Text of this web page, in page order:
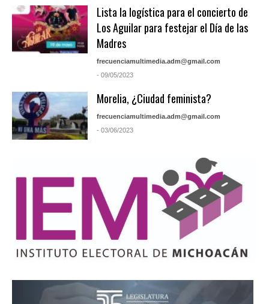
Lista la logística para el concierto de
Los Aguilar para festejar el Día de las
Madres
frecuenciamultimedia.adm@gmail.com
- 09/05/2023
Morelia, ¿Ciudad feminista?
frecuenciamultimedia.adm@gmail.com
- 03/06/2023